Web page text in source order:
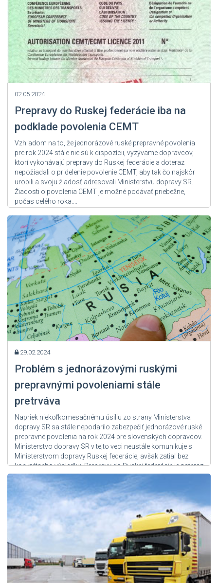
02.05.2024
Prepravy do Ruskej federácie iba na
podklade povolenia CEMT
Vzhľadom na to, že jednorázové ruské prepravné povolenia
pre rok 2024 stále nie sú k dispozícii, vyzývame dopravcov,
ktorí vykonávajú prepravy do Ruskej federácie a doteraz
nepožiadali o pridelenie povolenie CEMT, aby tak čo najskôr
urobili a svoju žiadosť adresovali Ministerstvu dopravy SR.
Žiadosti o povolenia CEMT je možné podávať priebežne,
počas celého roka....
Zdroj: User Admin
29.02.2024
Problém s jednorázovými ruskými
prepravnými povoleniami stále
pretrváva
Napriek niekoľkomesačnému úsiliu zo strany Ministerstva
dopravy SR sa stále nepodarilo zabezpečiť jednorázové ruské
prepravné povolenia na rok 2024 pre slovenských dopravcov.
Ministerstvo dopravy SR v tejto veci neustále komunikuje s
Ministerstvom dopravy Ruskej federácie, avšak zatiaľ bez
konkrétneho výsledku. Prepravy do Ruskej federácie je nateraz
možné vykonávať iba na...
Zdroj: User Admin